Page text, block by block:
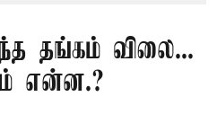
தங்கம் விலை...
என்ன.?